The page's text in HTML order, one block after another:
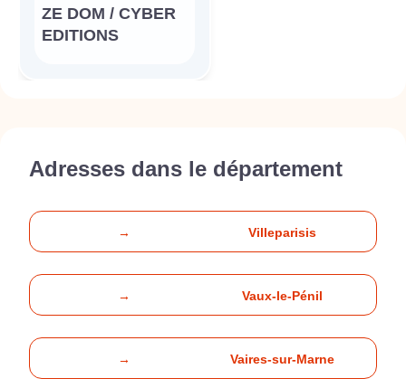
ZE DOM / CYBER
EDITIONS
Adresses dans le département
→ Villeparisis
→ Vaux-le-Pénil
→ Vaires-sur-Marne